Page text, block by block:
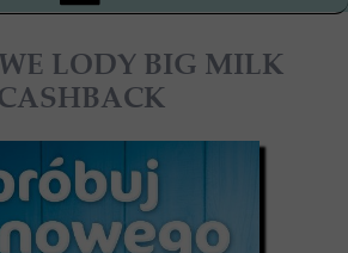
LODY BIG MILK